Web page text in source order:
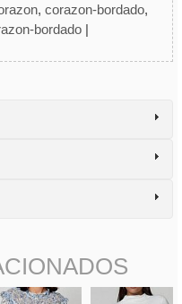
corazon-bordado
bordado |